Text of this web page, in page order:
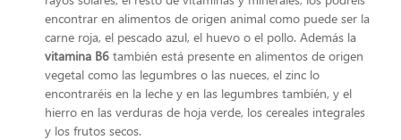
encontrar en alimentos de origen animal como puede ser la
carne roja, el pescado azul, el huevo o el pollo. Además la
vitamina B6 también está presente en alimentos de origen
vegetal como las legumbres o las nueces, el zinc lo
encontraréis en la leche y en las legumbres también, y el
hierro en las verduras de hoja verde, los cereales integrales
y los frutos secos.